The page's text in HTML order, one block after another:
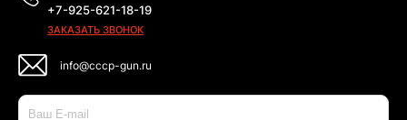
+7-925-621-18-19
ЗАКАЗАТЬ ЗВОНОК
info@cccp-gun.ru